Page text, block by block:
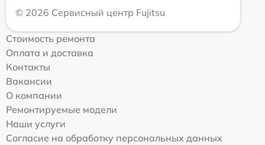
© 2026 Сервисный центр Fujitsu
Стоимость ремонта
Оплата и доставка
Контакты
Вакансии
О компании
Ремонтируемые модели
Наши услуги
Согласие на обработку персональных данных